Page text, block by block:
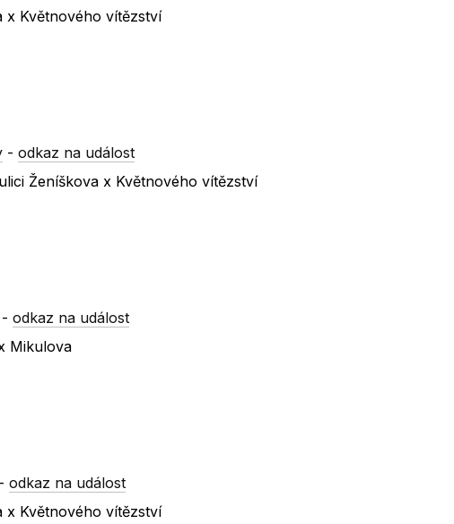
x Květnového vítězství
-odkaz na událost
Ženíškova x Květnového vítězství
odkaz na událost
Mikulova
odkaz na událost
x Květnového vítězství